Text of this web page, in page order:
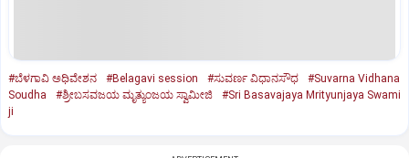
#ಬೆಳಗಾವಿ ಅಧಿವೇಶನ #Belagavi session #ಸುವರ್ಣ ವಿಧಾನಸೌಧ
#Suvarna Vidhana
Soudha
#ಶ್ರೀಬಸವಜಯ ಮೃತ್ಯುಂಜಯ ಸ್ವಾಮೀಜಿ
#Sri Basavajaya Mrityunjaya Swami
ji